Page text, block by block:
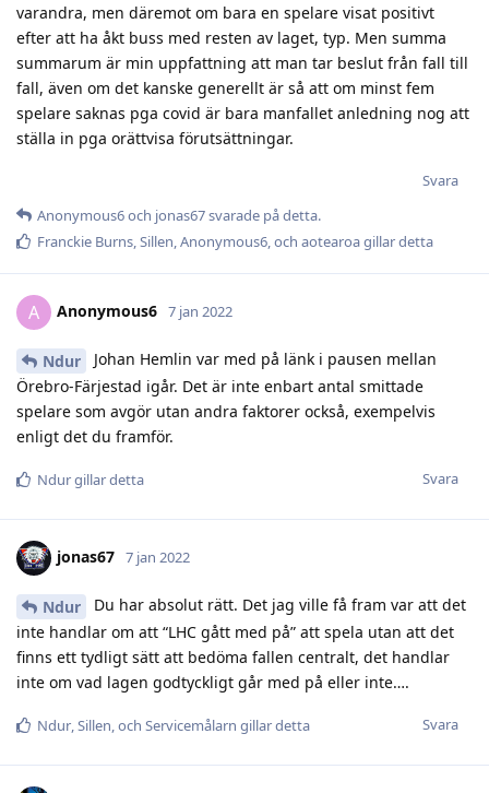
varandra, men däremot om bara en spelare visat positivt
efter att ha åkt buss med resten av laget, typ. Men summa
summarum är min uppfattning att man tar beslut från fall till
fall, även om det kanske generellt är så att om minst fem
spelare saknas pga covid är bara manfallet anledning nog att
ställa in pga orättvisa förutsättningar.
Svara
Anonymous6och jonas67svarade på detta.
Franckie Burns,Sillen,Anonymous6, och aotearoagillar detta
A Anonymous6 7 jan 2022
Ndur
Johan Hemlin var med på länk i pausen mellan
Örebro-Färjestad igår. Det är inte enbart antal smittade
spelare som avgör utan andra faktorer också, exempelvis
enligt det du framför.
Svara
Ndurgillar detta
jonas67 7 jan 2022
Ndur
Du har absolut rätt. Det jag ville få fram var att det
inte handlar om att “LHC gått med på” att spela utan att det
finns ett tydligt sätt att bedöma fallen centralt, det handlar
inte om vad lagen godtyckligt går med på eller inte….
Svara
Ndur Sillen , och Servicemålarn gillar detta